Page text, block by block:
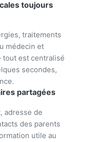
toujours
traitements
médecin et
est centralisé
secondes,
partagées
adresse de
des parents
utile au